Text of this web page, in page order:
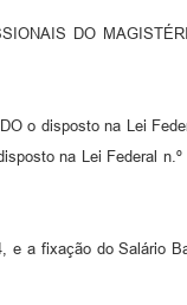
DO
o disposto na Lei
na Lei Federal
e a fixação do Salário